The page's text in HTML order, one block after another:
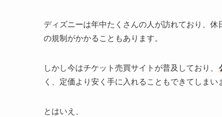
ディズニーは年中たくさんの人が訪れており、
の規制がかかることもあります。
しかし今はチケット売買サイトが普及しており、
く、定価より安く手に入れることもできてしまい
とはいえ、